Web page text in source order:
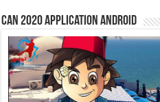
CAN 2020 Application Android